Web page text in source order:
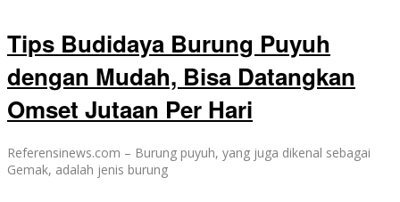
Tips Budidaya Burung Puyuh
dengan Mudah, Bisa Datangkan
Omset Jutaan Per Hari
Referensinews.com – Burung puyuh, yang juga dikenal sebagai
Gemak, adalah jenis burung